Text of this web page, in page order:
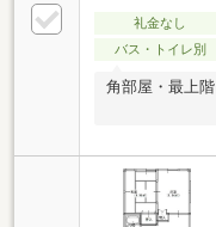
礼金なし
バス・トイレ別
角部屋・最上階